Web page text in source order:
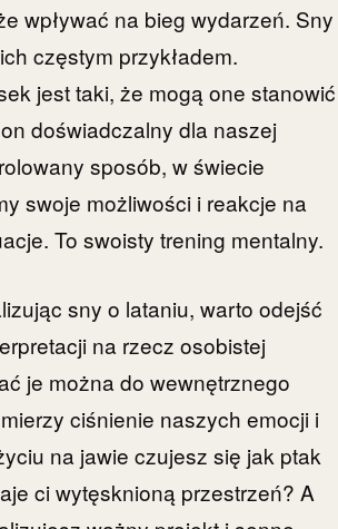
wpływać na bieg wydarzeń. Sny
częstym przykładem.
jest taki, że mogą one stanowić
doświadczalny dla naszej
sposób, w świecie
swoje możliwości i reakcje na
To swoisty trening mentalny.
sny o lataniu, warto odejść
na rzecz osobistej
je można do wewnętrznego
ciśnienie naszych emocji i
na jawie czujesz się jak ptak
ci wytęsknioną przestrzeń? A